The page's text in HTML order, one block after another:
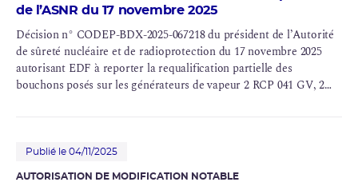
de l’ASNR du 17 novembre 2025
Décision n° CODEP-BDX-2025-067218 du président de l’Autorité
de sûreté nucléaire et de radioprotection du 17 novembre 2025
autorisant EDF à reporter la requalification partielle des
bouchons posés sur les générateurs de vapeur 2 RCP 041 GV, 2
Publié le 04/11/2025
AUTORISATION DE MODIFICATION NOTABLE